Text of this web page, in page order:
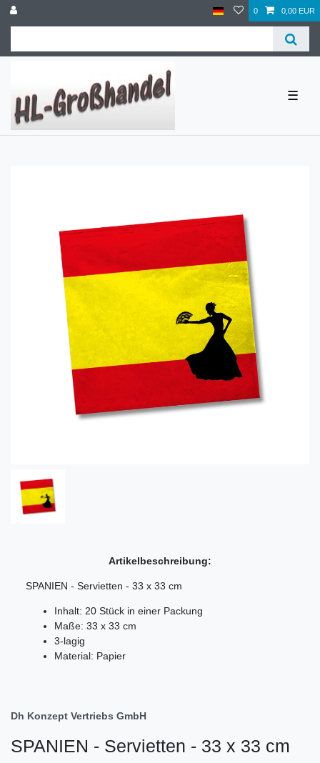
0 0,00 EUR
☰
Artikelbeschreibung:
SPANIEN - Servietten - 33 x 33 cm
Inhalt: 20 Stück in einer Packung
Maße: 33 x 33 cm
3-lagig
Material: Papier
Dh Konzept Vertriebs GmbH
SPANIEN - Servietten - 33 x 33 cm